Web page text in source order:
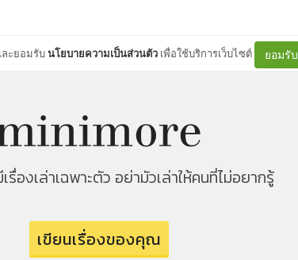
ละยอมรับนโยบายความเป็นส่วนตัว เพื่อใช้บริการเว็บไซต์ ยอมรับ
รื่องเล่าเฉพาะตัว อย่ามัวเล่าให้คนที่ไม่อยากรู้
เขียนเรื่องของคุณ